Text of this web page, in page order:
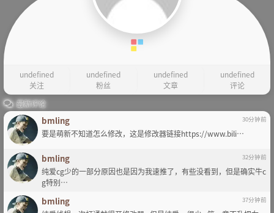
undefined
关注
undefined
粉丝
undefined
文章
undefined
评论
最新评论
bmling 30分钟前
要是萌新不知道怎么修改，这是修改器链接https://www.bili…
bmling 32分钟前
纯爱cg少的一部分原因也是因为我速推了，有些没看到，但是确实牛c
g特别…
bmling 37分钟前